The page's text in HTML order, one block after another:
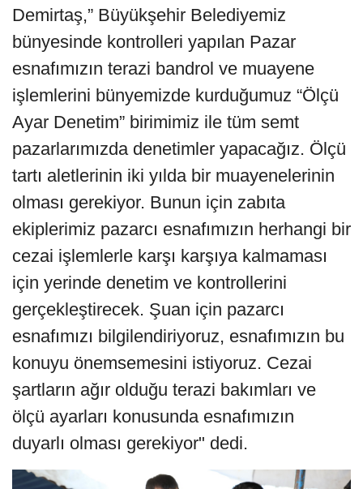
Demirtaş,” Büyükşehir Belediyemiz
bünyesinde kontrolleri yapılan Pazar
esnafımızın terazi bandrol ve muayene
işlemlerini bünyemizde kurduğumuz “Ölçü
Ayar Denetim” birimimiz ile tüm semt
pazarlarımızda denetimler yapacağız. Ölçü
tartı aletlerinin iki yılda bir muayenelerinin
olması gerekiyor. Bunun için zabıta
ekiplerimiz pazarcı esnafımızın herhangi bir
cezai işlemlerle karşı karşıya kalmaması
için yerinde denetim ve kontrollerini
gerçekleştirecek. Şuan için pazarcı
esnafımızı bilgilendiriyoruz, esnafımızın bu
konuyu önemsemesini istiyoruz. Cezai
şartların ağır olduğu terazi bakımları ve
ölçü ayarları konusunda esnafımızın
duyarlı olması gerekiyor" dedi.